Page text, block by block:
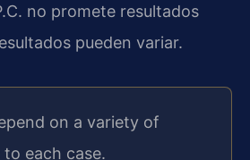
no promete resultados
pueden variar.
on a variety of
each case.